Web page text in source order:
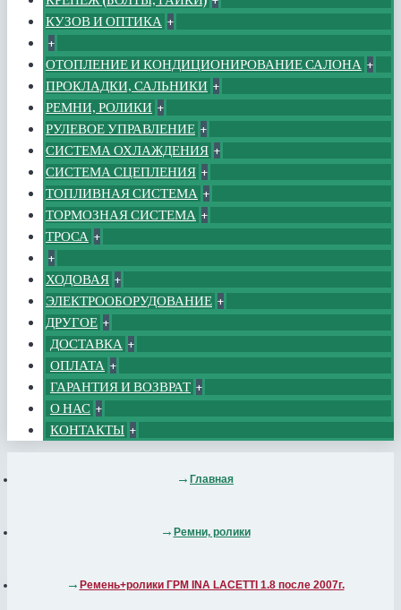
КУЗОВ И ОПТИКА +
+
ОТОПЛЕНИЕ И КОНДИЦИОНИРОВАНИЕ САЛОНА +
ПРОКЛАДКИ, САЛЬНИКИ +
РЕМНИ, РОЛИКИ +
РУЛЕВОЕ УПРАВЛЕНИЕ +
СИСТЕМА ОХЛАЖДЕНИЯ +
СИСТЕМА СЦЕПЛЕНИЯ +
ТОПЛИВНАЯ СИСТЕМА +
ТОРМОЗНАЯ СИСТЕМА +
ТРОСА +
+
ХОДОВАЯ +
ЭЛЕКТРООБОРУДОВАНИЕ +
ДРУГОЕ +
ДОСТАВКА +
ОПЛАТА +
ГАРАНТИЯ И ВОЗВРАТ +
О НАС +
КОНТАКТЫ +
Главная
Ремни, ролики
Ремень+ролики ГРМ INA LACETTI 1.8 после 2007г.